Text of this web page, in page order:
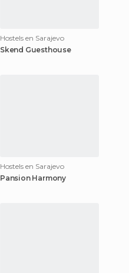
Hostels en Sarajevo
Skend Guesthouse
Hostels en Sarajevo
Pansion Harmony